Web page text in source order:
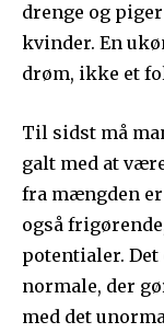
drenge og
kvinder. En
drøm, ikke et
Til sidst må
galt med at
fra mængden
også
potentialer.
normale, der
med det